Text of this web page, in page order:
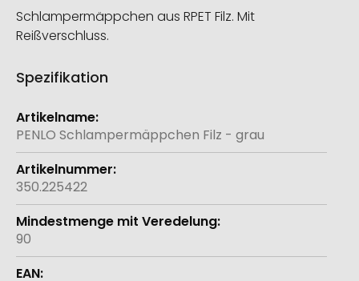
Schlampermäppchen aus RPET Filz. Mit
Reißverschluss.
Spezifikation
Weitere
Informationen
PENLO Schlampermäppchen Filz - grau
350.225422
90